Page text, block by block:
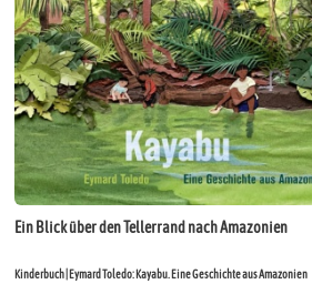
Ein Blick über den Tellerrand nach Amazonien
Kinderbuch | Eymard Toledo: Kayabu. Eine Geschichte aus Amazonien